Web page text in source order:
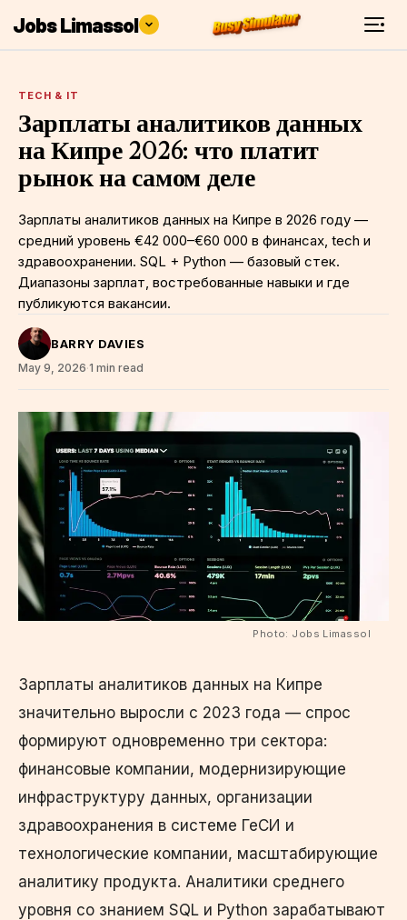
Jobs Limassol
TECH & IT
Зарплаты аналитиков данных
на Кипре 2026: что платит
рынок на самом деле
Зарплаты аналитиков данных на Кипре в 2026 году —
средний уровень €42 000–€60 000 в финансах, tech и
здравоохранении. SQL + Python — базовый стек.
Диапазоны зарплат, востребованные навыки и где
публикуются вакансии.
BARRY DAVIES
May 9, 2026·1 min read
Photo: Jobs Limassol
Зарплаты аналитиков данных на Кипре
значительно выросли с 2023 года — спрос
формируют одновременно три сектора:
финансовые компании, модернизирующие
инфраструктуру данных, организации
здравоохранения в системе ГеСИ и
технологические компании, масштабирующие
аналитику продукта. Аналитики среднего
уровня со знанием SQL и Python зарабатывают